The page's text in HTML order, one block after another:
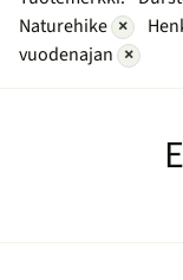
Naturehike ×
vuodenajan ×